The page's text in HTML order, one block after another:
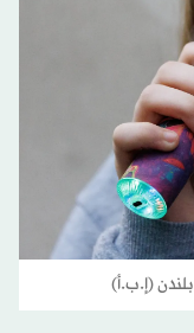
(إ.ب.أ)